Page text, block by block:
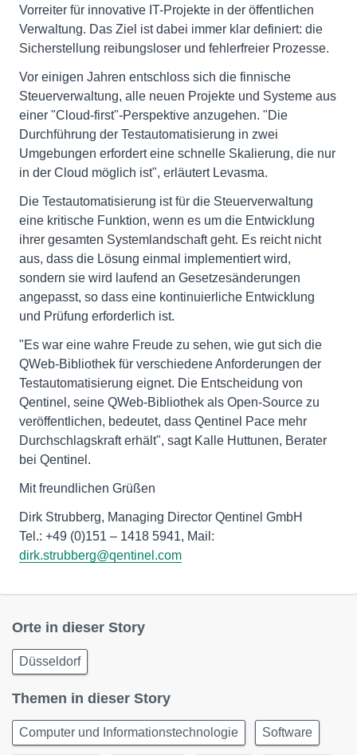
Vorreiter für innovative IT-Projekte in der öffentlichen
Verwaltung. Das Ziel ist dabei immer klar definiert: die
Sicherstellung reibungsloser und fehlerfreier Prozesse.
Vor einigen Jahren entschloss sich die finnische
Steuerverwaltung, alle neuen Projekte und Systeme aus
einer "Cloud-first"-Perspektive anzugehen. "Die
Durchführung der Testautomatisierung in zwei
Umgebungen erfordert eine schnelle Skalierung, die nur
in der Cloud möglich ist", erläutert Levasma.
Die Testautomatisierung ist für die Steuerverwaltung
eine kritische Funktion, wenn es um die Entwicklung
ihrer gesamten Systemlandschaft geht. Es reicht nicht
aus, dass die Lösung einmal implementiert wird,
sondern sie wird laufend an Gesetzesänderungen
angepasst, so dass eine kontinuierliche Entwicklung
und Prüfung erforderlich ist.
"Es war eine wahre Freude zu sehen, wie gut sich die
QWeb-Bibliothek für verschiedene Anforderungen der
Testautomatisierung eignet. Die Entscheidung von
Qentinel, seine QWeb-Bibliothek als Open-Source zu
veröffentlichen, bedeutet, dass Qentinel Pace mehr
Durchschlagskraft erhält", sagt Kalle Huttunen, Berater
bei Qentinel.
Mit freundlichen Grüßen
Dirk Strubberg, Managing Director Qentinel GmbH
Tel.: +49 (0)151 – 1418 5941, Mail:
dirk.strubberg@qentinel.com
Orte in dieser Story
Düsseldorf
Themen in dieser Story
Computer und Informationstechnologie Software